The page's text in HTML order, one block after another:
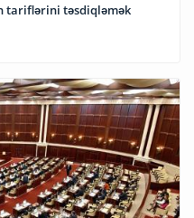
tariflərini təsdiqləmək